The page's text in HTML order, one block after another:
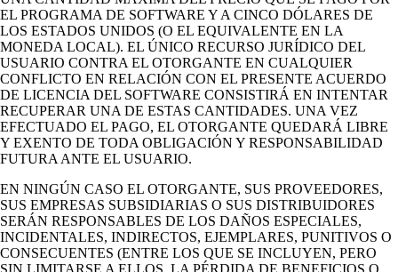
EL PROGRAMA DE SOFTWARE Y A CINCO DÓLARES DE
LOS ESTADOS UNIDOS (O EL EQUIVALENTE EN LA
MONEDA LOCAL). EL ÚNICO RECURSO JURÍDICO DEL
USUARIO CONTRA EL OTORGANTE EN CUALQUIER
CONFLICTO EN RELACIÓN CON EL PRESENTE ACUERDO
DE LICENCIA DEL SOFTWARE CONSISTIRÁ EN INTENTAR
RECUPERAR UNA DE ESTAS CANTIDADES. UNA VEZ
EFECTUADO EL PAGO, EL OTORGANTE QUEDARÁ LIBRE
Y EXENTO DE TODA OBLIGACIÓN Y RESPONSABILIDAD
FUTURA ANTE EL USUARIO.
EN NINGÚN CASO EL OTORGANTE, SUS PROVEEDORES,
SUS EMPRESAS SUBSIDIARIAS O SUS DISTRIBUIDORES
SERÁN RESPONSABLES DE LOS DAÑOS ESPECIALES,
INCIDENTALES, INDIRECTOS, EJEMPLARES, PUNITIVOS O
CONSECUENTES (ENTRE LOS QUE SE INCLUYEN, PERO